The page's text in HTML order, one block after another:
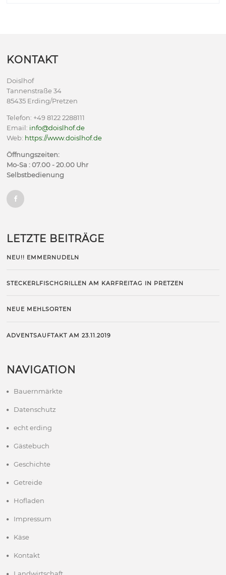
KONTAKT
Doislhof
Tannenstraße 34
85435 Erding/Pretzen
Telefon: +49 8122 2288111
Email: info@doislhof.de
Web: https://www.doislhof.de
Öffnungszeiten:
Mo-Sa : 07.00 - 20.00 Uhr
Selbstbedienung
LETZTE BEITRÄGE
NEU!! EMMERNUDELN
STECKERLFISCHGRILLEN AM KARFREITAG IN PRETZEN
NEUE MEHLSORTEN
ADVENTSAUFTAKT AM 23.11.2019
NAVIGATION
Bauernmärkte
Datenschutz
echt erding
Gästebuch
Geschichte
Getreide
Hofladen
Impressum
Käse
Kontakt